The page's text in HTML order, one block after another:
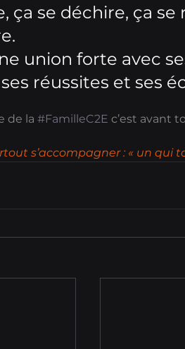
ça se déchire, ça se
union forte avec
réussites et ses
de la #FamilleC2E c’est avant
s’accompagner : « un qui